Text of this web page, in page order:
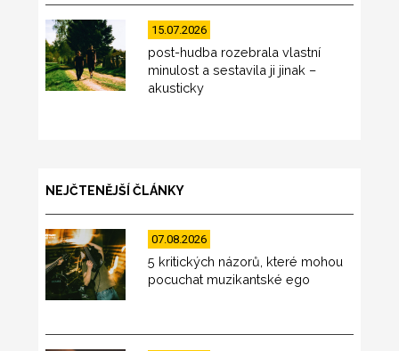
15.07.2026
post-hudba rozebrala vlastní
minulost a sestavila ji jinak –
akusticky
NEJČTENĚJŠÍ ČLÁNKY
07.08.2026
5 kritických názorů, které mohou
pocuchat muzikantské ego